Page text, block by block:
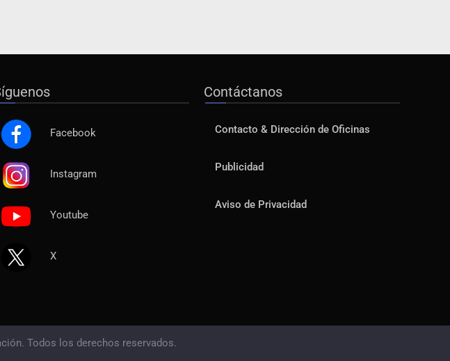
Facebook
Instagram
Youtube
X
Contáctanos
Contacto & Dirección de Oficinas
Publicidad
Aviso de Privacidad
Todos los derechos reservados.